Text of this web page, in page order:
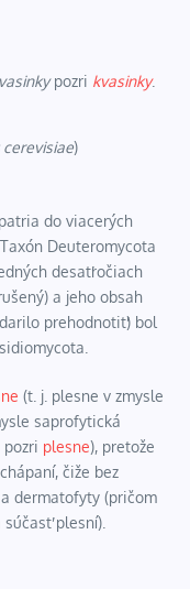
pozri kvasinky.
cerevisiae)
do viacerých
Deuteromycota
desaťročiach
a jeho obsah
prehodnotiť) bol
(t. j. plesne v zmysle
saprofytická
plesne), pretože
čiže bez
dermatofyty (pričom
plesní).